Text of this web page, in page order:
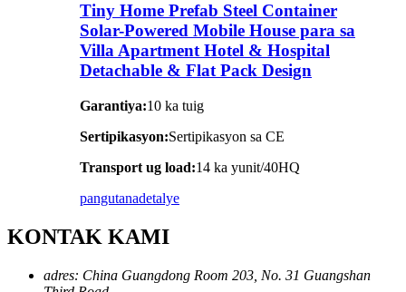
Tiny Home Prefab Steel Container
Solar-Powered Mobile House para sa
Villa Apartment Hotel & Hospital
Detachable & Flat Pack Design
Garantiya:10 ka tuig
Sertipikasyon:Sertipikasyon sa CE
Transport ug load:14 ka yunit/40HQ
pangutanadetalye
KONTAK KAMI
adres: China Guangdong Room 203, No. 31 Guangshan